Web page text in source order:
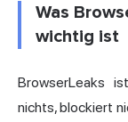
Was
wichtig ist
BrowserLeaks
nichts, blockiert